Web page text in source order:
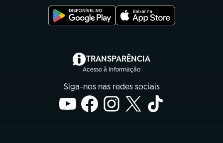
TRANSPARÊNCIA
Acesso à Informação
(abre em nova aba)
Siga-nos nas redes sociais